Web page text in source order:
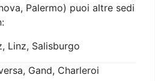
Palermo) puoi altre sedi
Linz, Salisburgo
Gand, Charleroi